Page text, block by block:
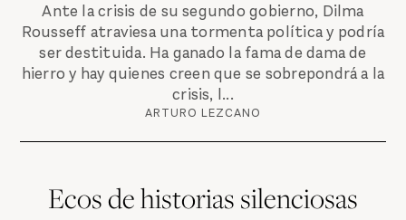
Ante la crisis de su segundo gobierno, Dilma
Rousseff atraviesa una tormenta política y podría
ser destituida. Ha ganado la fama de dama de
hierro y hay quienes creen que se sobrepondrá a la
crisis, l...
ARTURO LEZCANO
Ecos de historias silenciosas